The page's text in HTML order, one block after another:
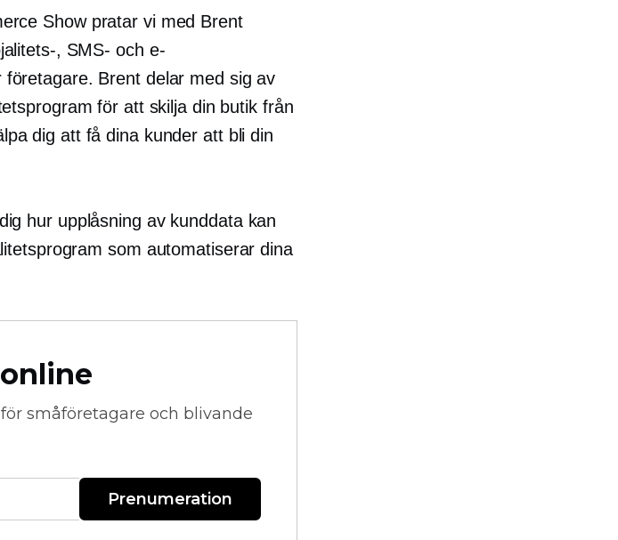
Show pratar vi med Brent
, SMS- och e-
Brent delar med sig av
för att skilja din butik från
dig att få dina kunder att bli din
hur upplåsning av kunddata kan
som automatiserar dina
småföretagare och blivande
Prenumeration